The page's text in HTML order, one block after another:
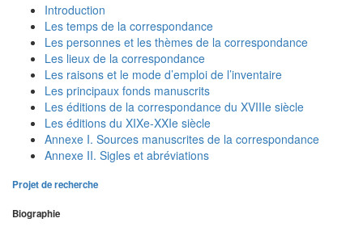
Introduction
Les temps de la correspondance
Les personnes et les thèmes de la correspondance
Les lieux de la correspondance
Les raisons et le mode d’emploi de l’inventaire
Les principaux fonds manuscrits
Les éditions de la correspondance du XVIIIe siècle
Les éditions du XIXe-XXIe siècle
Annexe I. Sources manuscrites de la correspondance
Annexe II. Sigles et abréviations
Projet de recherche
Biographie